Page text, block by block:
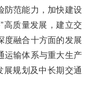
防范能力，加快建设
高质量发展，建立交
度融合十方面的发展
运输体系与重大生产
展规划及中长期交通